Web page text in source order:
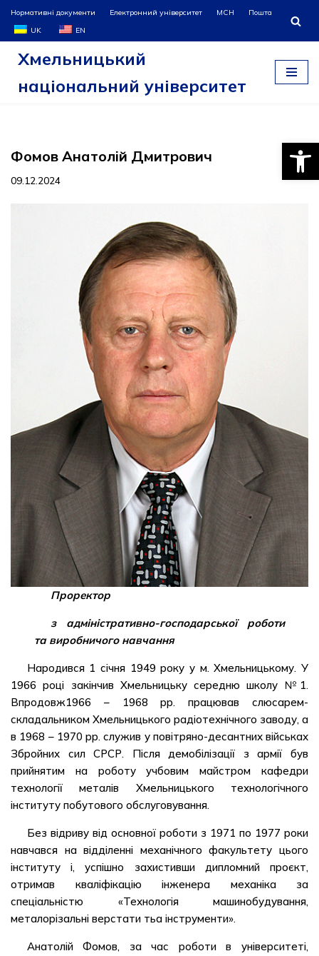
Перейти
до
Нормативні документи Електронний університет МСН
Пошта
UK
EN
Хмельницький
національний університет
Фомов Анатолій Дмитрович
09.12.2024
Проректор
з адміністративно-господарської роботи
та виробничого навчання
Народився 1 січня 1949 року у м. Хмельницькому. У
1966 році закінчив Хмельницьку середню школу №1.
Впродовж1966 – 1968 рр. працював слюсарем-
складальником Хмельницького радіотехнічного заводу, а
в 1968 – 1970 рр. служив у повітряно-десантних військах
Збройних сил СРСР. Після демобілізації з армії був
прийнятим на роботу учбовим майстром кафедри
технології металів Хмельницького технологічного
інституту побутового обслуговування.
Без відриву від основної роботи з 1971 по 1977 роки
навчався на відділенні механічного факультету цього
інституту і, успішно захистивши дипломний проєкт,
отримав кваліфікацію інженера механіка за
спеціальністю «Технологія машинобудування,
металорізальні верстати тьа інструменти».
Анатолій Фомов, за час роботи в університеті,